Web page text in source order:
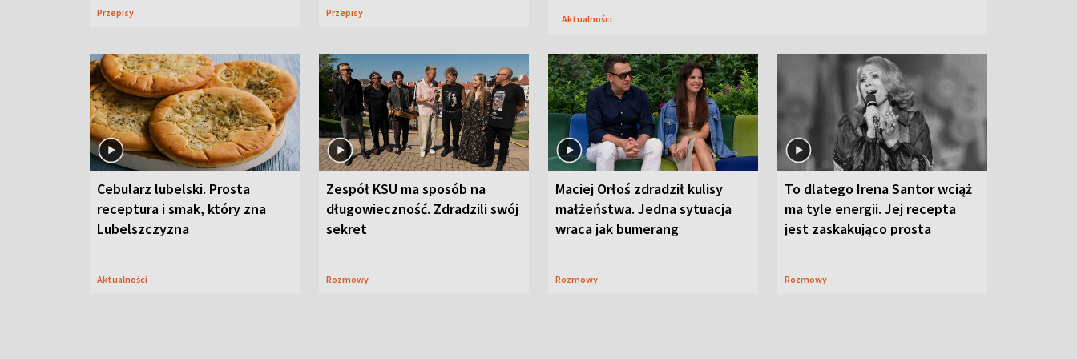
Przepisy Przepisy
Aktualności
Cebularz lubelski. Prosta
receptura i smak, który zna
Lubelszczyzna
Aktualności
Zespół KSU ma sposób na
długowieczność. Zdradzili swój
sekret
Rozmowy
Maciej Orłoś zdradził kulisy
małżeństwa. Jedna sytuacja
wraca jak bumerang
Rozmowy
To dlatego Irena Santor wciąż
ma tyle energii. Jej recepta
jest zaskakująco prosta
Rozmowy